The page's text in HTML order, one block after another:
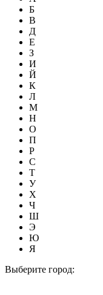
Б
В
Д
Е
З
И
Й
К
Л
М
Н
О
П
Р
С
Т
У
Х
Ч
Ш
Э
Ю
Я
Выберите город: